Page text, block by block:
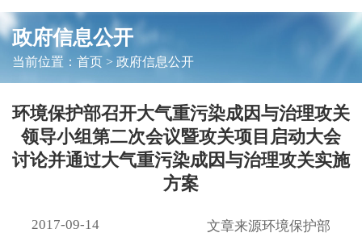
政府信息公开
当前位置： 首页> 政府信息公开
环境保护部召开大气重污染成因与治理攻关
领导小组第二次会议暨攻关项目启动大会
讨论并通过大气重污染成因与治理攻关实施
方案
2017-09-14 文章来源环境保护部